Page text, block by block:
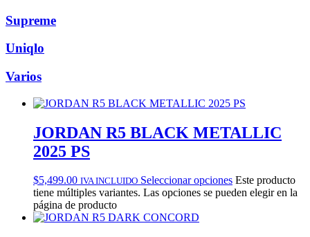
Supreme
Uniqlo
Varios
JORDAN R5 BLACK METALLIC
2025 PS
$5,499.00 IVA INCLUIDO Seleccionar opciones Este producto
tiene múltiples variantes. Las opciones se pueden elegir en la
página de producto